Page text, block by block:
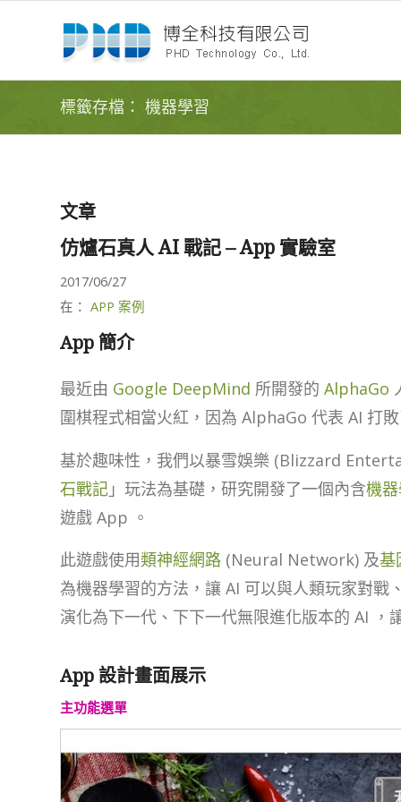
標籤存檔： 機器學習
文章
仿爐石真人 AI 戰記 – App 實驗室
2017/06/27
在： APP 案例
App 簡介
最近由 Google DeepMind 所開發的 AlphaGo
圍棋程式相當火紅，因為 AlphaGo 代表 AI 打
基於趣味性，我們以暴雪娛樂 (Blizzard
石戰記 」玩法為基礎，研究開發了一個內含機
遊戲 App 。
此遊戲使用類神經網路 (Neural Network) 及基
為機器學習的方法，讓 AI 可以與人類玩家對戰
演化為下一代、下下一代無限進化版本的 AI ，
App 設計畫面展示
主功能選單